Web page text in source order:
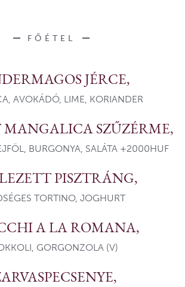
FŐÉTEL
JÉRCE,
AVOKÁDÓ, LIME, KORIANDER
SZŰZÉRME,
BURGONYA, SALÁTA +2000HUF
PISZTRÁNG,
TORTINO, JOGHURT
A LA ROMANA,
GORGONZOLA (V)